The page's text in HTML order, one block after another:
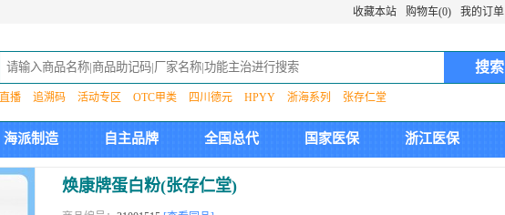
收藏本站 购物车(0) 我的订单
搜索
直播 追溯码 活动专区 OTC甲类 四川德元 HPYY 浙海系列 张存仁堂
海派制造 自主品牌 全国总代 国家医保 浙江医保
焕康牌蛋白粉(张存仁堂)